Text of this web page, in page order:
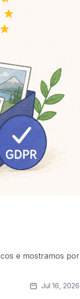
e mostramos por
Jul 16, 2026